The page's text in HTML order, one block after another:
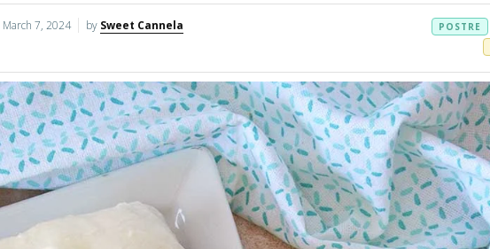
March 7, 2024 by Sweet Cannela
POSTRE